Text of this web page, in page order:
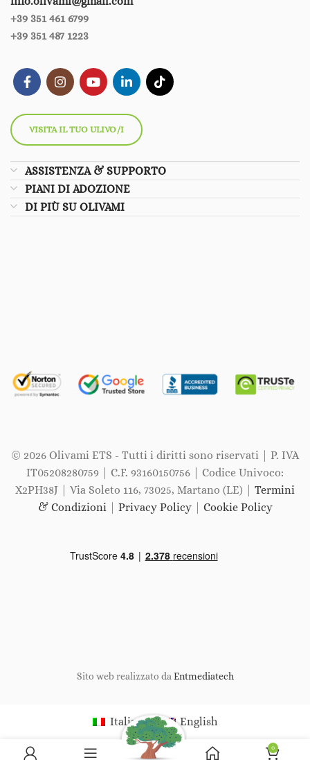
+39 351 461 6799‪‪
+39 351 487 1223
VISITA IL TUO ULIVO/I
ASSISTENZA & SUPPORTO
PIANI DI ADOZIONE
DI PIÙ SU OLIVAMI
© 2026 Olivami ETS - Tutti i diritti sono riservati | P. IVA
IT05208280759 | C.F. 93160150756 | Codice Univoco:
X2PH38J | Via Soleto 116, 73025, Martano (LE) | Termini
& Condizioni
Privacy Policy| Cookie Policy
Sito web realizzato da Entmediatech
0
Italiano English